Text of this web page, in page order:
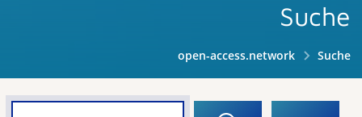
Suche
open-access.network Suche